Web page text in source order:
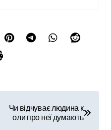
Чи відчуває людина к
оли про неї думають